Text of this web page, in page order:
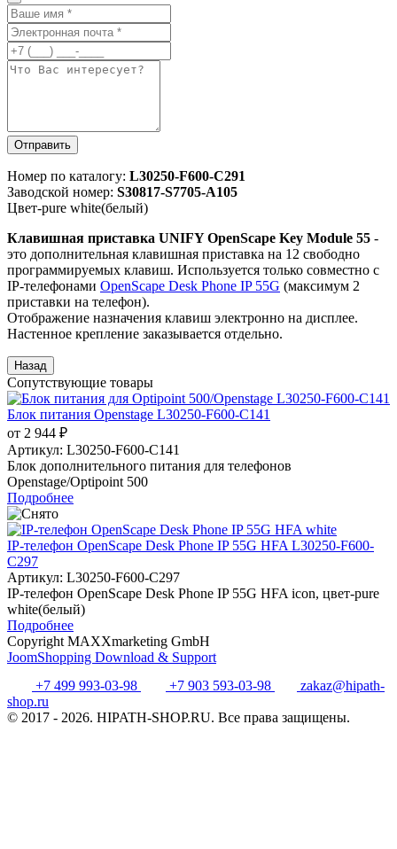
Отправить
Номер по каталогу: L30250-F600-C291
Заводской номер: S30817-S7705-A105
Цвет-pure white(белый)
Клавишная приставка UNIFY OpenScape Key Module 55 -
это дополнительная клавишная приставка на 12 свободно
программируемых клавиш. Используется только совместно с
IP-телефонами OpenScape Desk Phone IP 55G (максимум 2
приставки на телефон).
Отображение назначения клавиш электронно на дисплее.
Настенное крепление заказывается отдельно.
Сопутствующие товары
Блок питания Openstage L30250-F600-C141
от 2 944 ₽
Артикул: L30250-F600-C141
Блок дополнительного питания для телефонов
Openstage/Optipoint 500
Подробнее
IP-телефон OpenScape Desk Phone IP 55G HFA L30250-F600-
C297
Артикул: L30250-F600-C297
IP-телефон OpenScape Desk Phone IP 55G HFA icon, цвет-pure
white(белый)
Подробнее
Copyright MAXXmarketing GmbH
JoomShopping Download & Support
+7 499 993-03-98
+7 903 593-03-98
zakaz@hipath-
shop.ru
© 2017 - 2026. HIPATH-SHOP.RU. Все права защищены.